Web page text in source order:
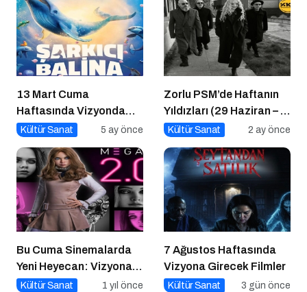
13 Mart Cuma
Haftasında Vizyonda
Hangi Filmler Var?
Kültür Sanat 5 ay önce
Zorlu PSM’de Haftanın
Yıldızları (29 Haziran – 5
Temmuz)
Kültür Sanat 2 ay önce
Bu Cuma Sinemalarda
Yeni Heyecan: Vizyona
Girecek Filmler Belli
Kültür Sanat 1 yıl önce
7 Ağustos Haftasında
Vizyona Girecek Filmler
Kültür Sanat 3 gün önce